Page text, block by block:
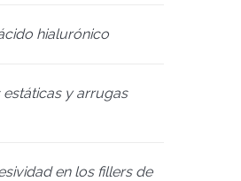
hialurónico
y arrugas
en los fillers de